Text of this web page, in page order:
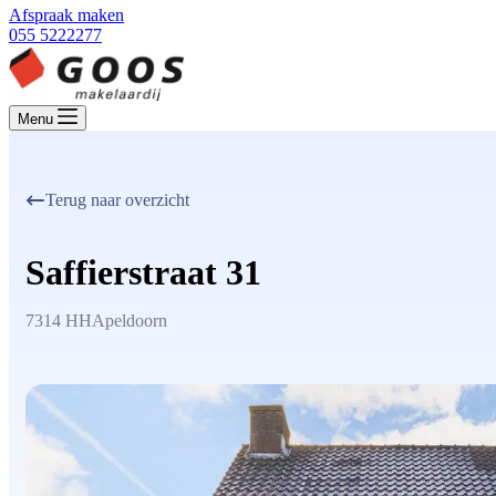
Afspraak maken
055 5222277
Menu
Terug naar overzicht
Saffierstraat 31
7314 HHApeldoorn